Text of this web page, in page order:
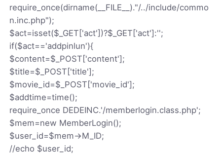
require_once(dirname(__FILE__)."/../include/commo
n.inc.php");
$act=isset($_GET['act'])?$_GET['act']:'';
if($act=='addpinlun'){
$content=$_POST['content'];
$title=$_POST['title'];
$movie_id=$_POST['movie_id'];
$addtime=time();
require_once DEDEINC.'/memberlogin.class.php';
$mem=new MemberLogin();
$user_id=$mem->M_ID;
//echo $user_id;